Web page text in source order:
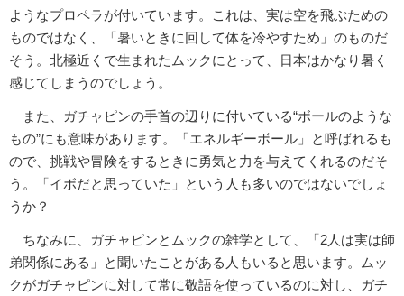
ようなプロペラが付いています。これは、実は空を飛ぶための
ものではなく、「暑いときに回して体を冷やすため」のものだ
そう。北極近くで生まれたムックにとって、日本はかなり暑く
感じてしまうのでしょう。
また、ガチャピンの手首の辺りに付いている“ボールのような
もの”にも意味があります。「エネルギーボール」と呼ばれるも
ので、挑戦や冒険をするときに勇気と力を与えてくれるのだそ
う。「イボだと思っていた」という人も多いのではないでしょ
うか？
ちなみに、ガチャピンとムックの雑学として、「2人は実は師
弟関係にある」と聞いたことがある人もいると思います。ムッ
クがガチャピンに対して常に敬語を使っているのに対し、ガチ